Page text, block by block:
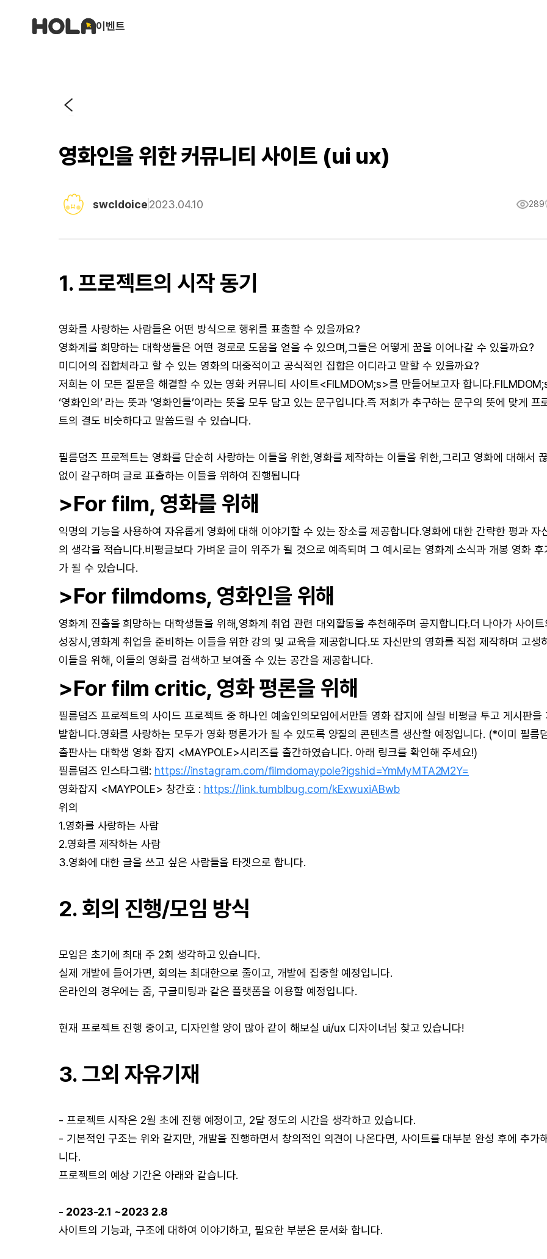
이벤트
영화인을 위한 커뮤니티 사이트 (ui ux)
swcldoice2023.04.10 289
1. 프로젝트의 시작 동기
영화를 사랑하는 사람들은 어떤 방식으로 행위를 표출할 수 있을까요?
영화계를 희망하는 대학생들은 어떤 경로로 도움을 얻을 수 있으며,그들은 어떻게 꿈을 이어나갈 수 있을까요?
미디어의 집합체라고 할 수 있는 영화의 대중적이고 공식적인 집합은 어디라고 말할 수 있을까요?
저희는 이 모든 질문을 해결할 수 있는 영화 커뮤니티 사이트<FILMDOM;s>를 만들어보고자 합니다
‘영화인의’ 라는 뜻과 ‘영화인들’이라는 뜻을 모두 담고 있는 문구입니다.즉 저희가 추구하는 문구의 뜻에 맞게 프
트의 결도 비슷하다고 말씀드릴 수 있습니다.
필름덤즈 프로젝트는 영화를 단순히 사랑하는 이들을 위한,영화를 제작하는 이들을 위한,그리고 영화에 대해서
없이 갈구하며 글로 표출하는 이들을 위하여 진행됩니다
>For film, 영화를 위해
익명의 기능을 사용하여 자유롭게 영화에 대해 이야기할 수 있는 장소를 제공합니다.영화에 대한 간략한 평과 자
의 생각을 적습니다.비평글보다 가벼운 글이 위주가 될 것으로 예측되며 그 예시로는 영화계 소식과 개봉 영화 후
가 될 수 있습니다.
>For filmdoms, 영화인을 위해
영화계 진출을 희망하는 대학생들을 위해,영화계 취업 관련 대외활동을 추천해주며 공지합니다.더 나아가 사이트
성장시,영화계 취업을 준비하는 이들을 위한 강의 및 교육을 제공합니다.또 자신만의 영화를 직접 제작하며 고생
이들을 위해, 이들의 영화를 검색하고 보여줄 수 있는 공간을 제공합니다.
>For film critic, 영화 평론을 위해
필름덤즈 프로젝트의 사이드 프로젝트 중 하나인 예술인의모임에서만들 영화 잡지에 실릴 비평글 투고 게시판을
발합니다.영화를 사랑하는 모두가 영화 평론가가 될 수 있도록 양질의 콘텐츠를 생산할 예정입니다. (*이미 필름
출판사는 대학생 영화 잡지 <MAYPOLE>시리즈를 출간하였습니다. 아래 링크를 확인해 주세요!)
필름덤즈 인스타그램: https://instagram.com/filmdomaypole?igshid=YmMyMTA2M2Y=
영화잡지 <MAYPOLE> 창간호 : https://link.tumblbug.com/kExwuxiABwb
위의
1.영화를 사랑하는 사람
2.영화를 제작하는 사람
3.영화에 대한 글을 쓰고 싶은 사람들을 타겟으로 합니다.
2. 회의 진행/모임 방식
모임은 초기에 최대 주 2회 생각하고 있습니다.
실제 개발에 들어가면, 회의는 최대한으로 줄이고, 개발에 집중할 예정입니다.
온라인의 경우에는 줌, 구글미팅과 같은 플랫폼을 이용할 예정입니다.
현재 프로젝트 진행 중이고, 디자인할 양이 많아 같이 해보실 ui/ux 디자이너님 찾고 있습니다!
3. 그외 자유기재
- 프로젝트 시작은 2월 초에 진행 예정이고, 2달 정도의 시간을 생각하고 있습니다.
- 기본적인 구조는 위와 같지만, 개발을 진행하면서 창의적인 의견이 나온다면, 사이트를 대부분 완성 후에 추가
니다.
프로젝트의 예상 기간은 아래와 같습니다.
- 2023-2.1 ~2023 2.8
사이트의 기능과, 구조에 대하여 이야기하고, 필요한 부분은 문서화 합니다.